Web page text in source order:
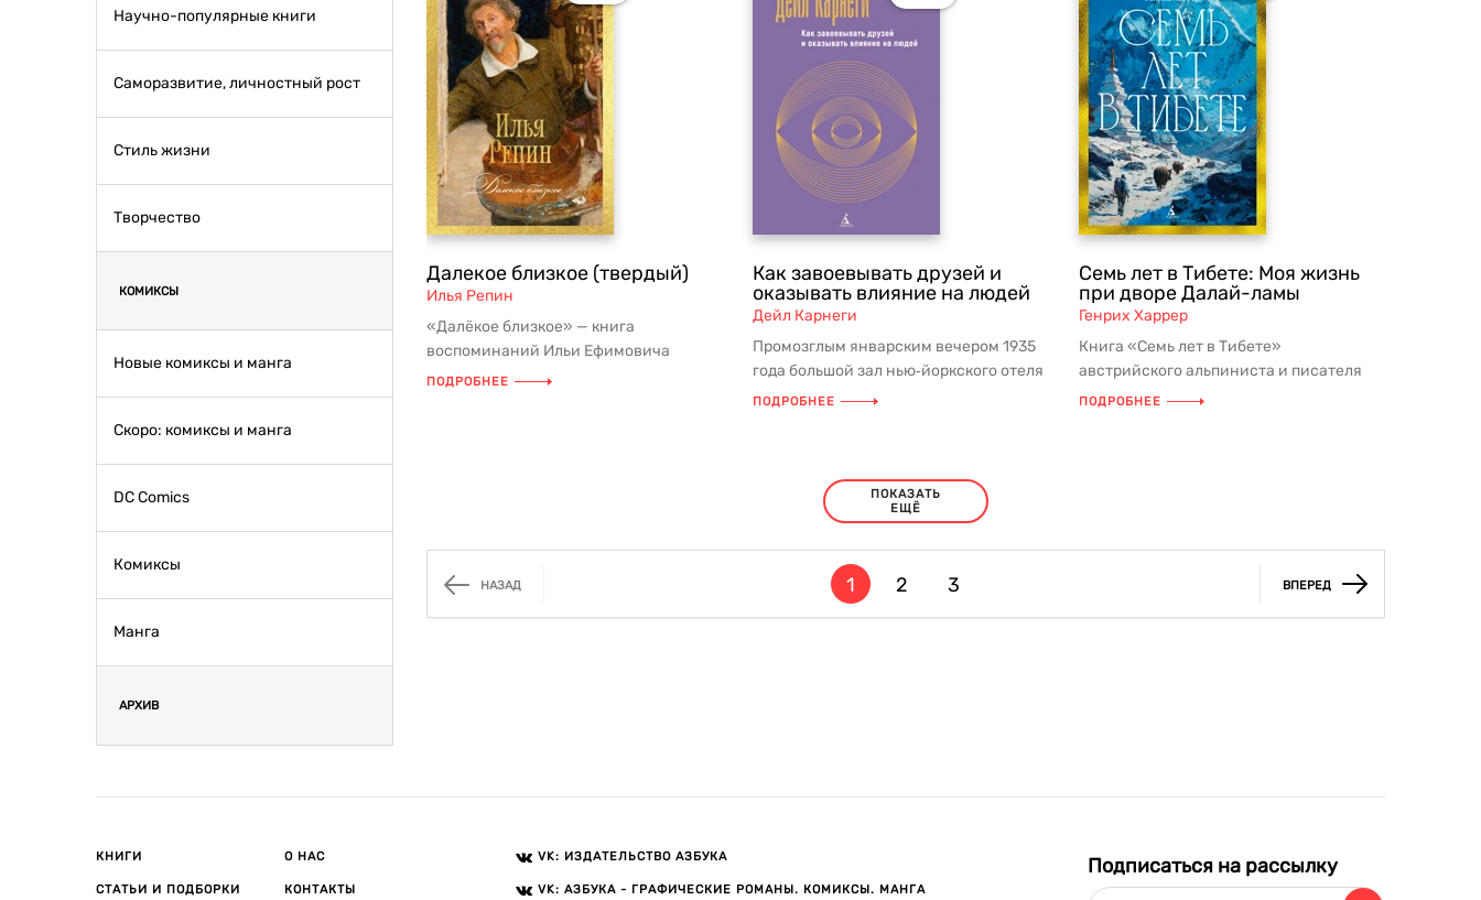
Научно-популярные книги
Саморазвитие, личностный рост
Стиль жизни
Творчество
КОМИКСЫ
Новые комиксы и манга
Скоро: комиксы и манга
DC Comics
Комиксы
Манга
АРХИВ
Далекое близкое (твердый)
Илья Репин
«Далёкое близкое» — книга
воспоминаний Ильи Ефимовича
Репина, раскрывающая эпоху через
ПОДРОБНЕЕ
Как завоевывать друзей и
оказывать влияние на людей
Дейл Карнеги
Промозглым январским вечером 1935
года большой зал нью‑йоркского отеля
«Пенсильвания» оказался переп...
ПОДРОБНЕЕ
Семь лет в Тибете: Моя жизнь
при дворе Далай-ламы
Генрих Харрер
Книга «Семь лет в Тибете»
австрийского альпиниста и писателя
Генриха Харрера — это невероятная
ПОДРОБНЕЕ
ПОКАЗАТЬ
ЕЩЁ
НАЗАД 1 2 3 ВПЕРЕД
КНИГИ
СТАТЬИ И ПОДБОРКИ
О НАС
КОНТАКТЫ
VK: ИЗДАТЕЛЬСТВО АЗБУКА
VK: АЗБУКА - ГРАФИЧЕСКИЕ РОМАНЫ. КОМИКСЫ. МАНГА
Подписаться на рассылку